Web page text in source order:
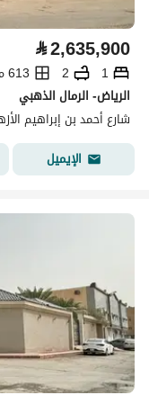
⃁2,635,900
1
2
613 م2
الرياض- الرمال الذهبي
شارع أحمد بن إبراهيم
الإيميل